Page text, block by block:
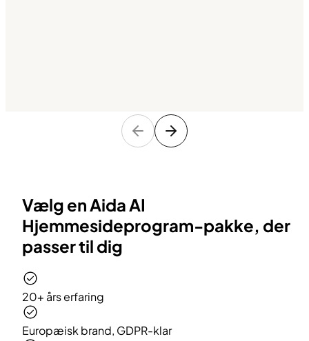
Vælg en Aida AI
Hjemmesideprogram-pakke, der
passer til dig
20+ års erfaring
Europæisk brand, GDPR-klar